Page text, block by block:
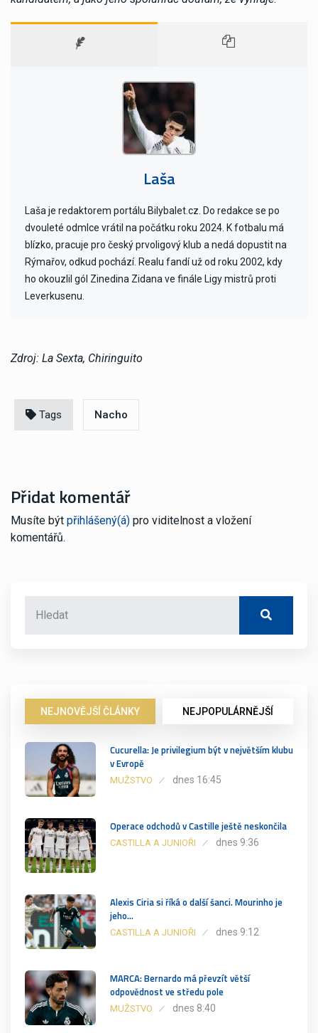
Laša
Laša je redaktorem portálu Bilybalet.cz. Do redakce se po
dvouleté odmlce vrátil na počátku roku 2024. K fotbalu má
blízko, pracuje pro český prvoligový klub a nedá dopustit na
Rýmařov, odkud pochází. Realu fandí už od roku 2002, kdy
ho okouzlil gól Zinedina Zidana ve finále Ligy mistrů proti
Leverkusenu.
Zdroj: La Sexta, Chiringuito
Tags Nacho
Přidat komentář
Musíte být přihlášený(á) pro viditelnost a vložení
komentářů.
NEJNOVĚJŠÍ ČLÁNKY NEJPOPULÁRNĚJŠÍ
Cucurella: Je privilegium být v největším klubu
v Evropě
MUŽSTVO dnes 16:45
Operace odchodů v Castille ještě neskončila
CASTILLA A JUNIOŘI dnes 9:36
Alexis Ciria si říká o další šanci. Mourinho je
jeho…
CASTILLA A JUNIOŘI dnes 9:12
MARCA: Bernardo má převzít větší
odpovědnost ve středu pole
MUŽSTVO dnes 8:40